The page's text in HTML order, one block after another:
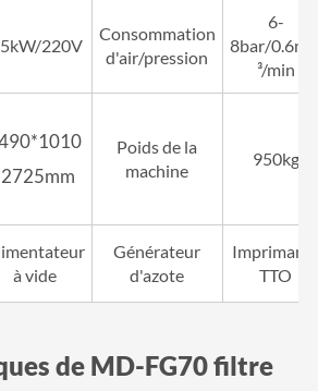
220V
Consommation
d'air/pression
6-
8bar/
³/min
Poids de la
machine
950kg
à vide
Générateur
d'azote
TTO
de MD-FG70 filtre